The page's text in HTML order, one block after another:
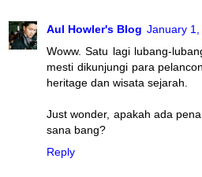
Aul Howler's Blog January 1,
Woww. Satu lagi lubang-
mesti dikunjungi para
heritage dan wisata sejarah.
Just wonder, apakah ada
sana bang?
Reply